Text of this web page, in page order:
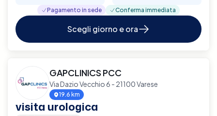
Pagamento in sede Conferma immediata
Scegli giorno e ora
GAPCLINICS PCC
Via Dazio Vecchio 6 - 21100 Varese
19.6 km
visita urologica